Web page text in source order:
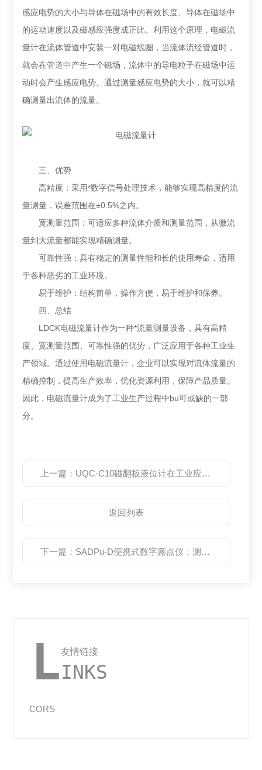
感应电势的大小与导体在磁场中的有效长度、导体在磁场中
的运动速度以及磁感应强度成正比。利用这个原理，电磁流
量计在流体管道中安装一对电磁线圈，当流体流经管道时，
就会在管道中产生一个磁场，流体中的导电粒子在磁场中运
动时会产生感应电势。通过测量感应电势的大小，就可以精
确测量出流体的流量。
三、优势
高精度：采用*数字信号处理技术，能够实现高精度的流
量测量，误差范围在±0.5%之内。
宽测量范围：可适应多种流体介质和测量范围，从微流
量到大流量都能实现精确测量。
可靠性强：具有稳定的测量性能和长的使用寿命，适用
于各种恶劣的工业环境。
易于维护：结构简单，操作方便，易于维护和保养。
四、总结
LDCK电磁流量计作为一种*流量测量设备，具有高精
度、宽测量范围、可靠性强的优势，广泛应用于各种工业生
产领域。通过使用电磁流量计，企业可以实现对流体流量的
精确控制，提高生产效率，优化资源利用，保障产品质量。
因此，电磁流量计成为了工业生产过程中bu可或缺的一部
分。
上一篇： UQC-C10磁翻板液位计在工业应用中发挥重要作用
返回列表
下一篇： SADPu-D便携式数字露点仪：测量湿度的工具
L友情链接
INKS
CORS